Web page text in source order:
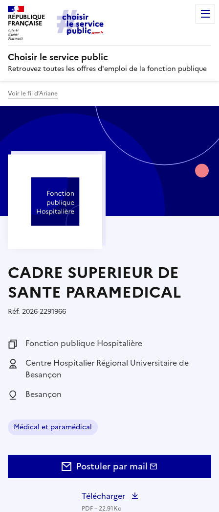
RÉPUBLIQUE
FRANÇAISE
Choisir le service public
Retrouvez toutes les offres d'emploi de la fonction publique
Voir le fil d’Ariane
CADRE SUPERIEUR DE
SANTE PARAMEDICAL
Réf. Référence :
2026-2291966
Fonction publique :
Fonction publique Hospitalière
Employeur :
Centre Hospitalier Régional Universitaire de
Besançon
Localisation :
Besançon
Domaine :
Médical et paramédical
Postuler par mail
Télécharger
PDF – 22.91Ko